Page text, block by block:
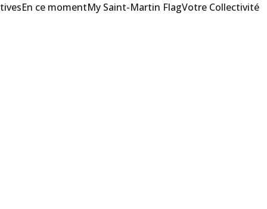
En ce momentMy Saint-Martin FlagVotre Collectivité